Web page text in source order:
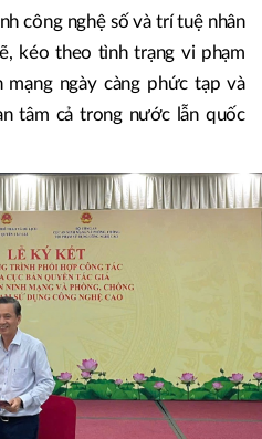
công nghệ số và trí tuệ nhân
kéo theo tình trạng vi phạm
mạng ngày càng phức tạp và
tâm cả trong nước lẫn quốc